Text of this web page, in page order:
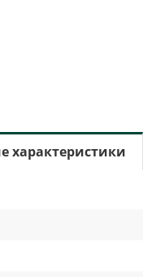
характеристики